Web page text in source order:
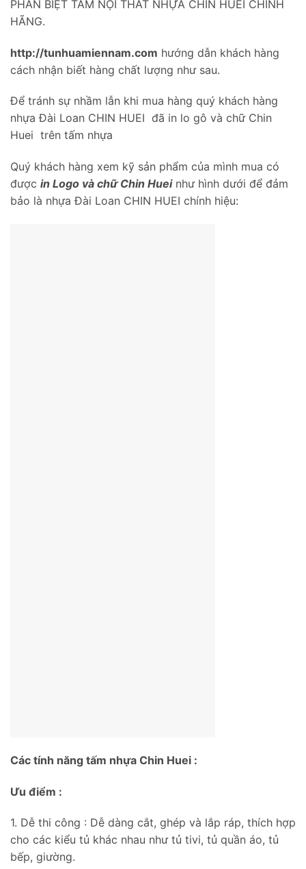
PHÂN BIỆT TẤM NỘI THẤT NHỰA CHIN HUEI CHÍNH
HÃNG.
http://tunhuamiennam.com hướng dẫn khách hàng
cách nhận biết hàng chất lượng như sau.
Để tránh sự nhầm lẫn khi mua hàng quý khách hàng
nhựa Đài Loan CHIN HUEI đã in lo gô và chữ Chin
Huei trên tấm nhựa
Quý khách hàng xem kỹ sản phẩm của mình mua có
được in Logo và chữ Chin Hueinhư hình dưới để đảm
bảo là nhựa Đài Loan CHIN HUEI chính hiệu:
Các tính năng tấm nhựa Chin Huei :
Ưu điểm :
1. Dễ thi công : Dễ dàng cắt, ghép và lắp ráp, thích hợp
cho các kiểu tủ khác nhau như tủ tivi, tủ quần áo, tủ
bếp, giường.